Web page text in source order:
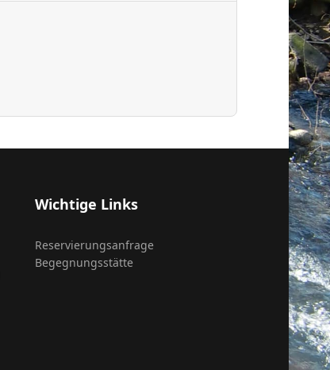
Wichtige Links
Reservierungsanfrage
Begegnungsstätte